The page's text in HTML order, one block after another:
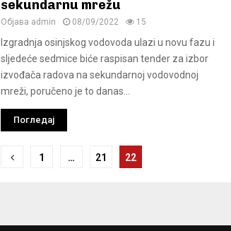
sekundarnu mrežu
Објава admin 08/09/2022 15
Izgradnja osinjskog vodovoda ulazi u novu fazu i
sljedeće sedmice biće raspisan tender za izbor
izvođača radova na sekundarnoj vodovodnoj
mreži, poručeno je to danas...
Погледај
Navigacija
1 … 21 22